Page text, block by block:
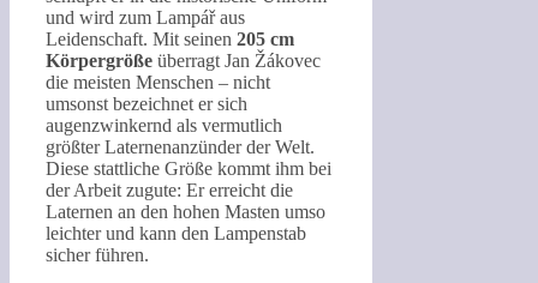
und wird zum Lampář aus
Leidenschaft. Mit seinen 205 cm
Körpergröße überragt Jan Žákovec
die meisten Menschen – nicht
umsonst bezeichnet er sich
augenzwinkernd als vermutlich
größter Laternenanzünder der Welt.
Diese stattliche Größe kommt ihm bei
der Arbeit zugute: Er erreicht die
Laternen an den hohen Masten umso
leichter und kann den Lampenstab
sicher führen.